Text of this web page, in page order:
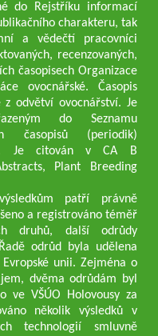
do Rejstříku informací
charakteru, tak
a vědečtí pracovníci
recenzovaných,
časopisech Organizace
ovocnářské. Časopis
z odvětví ovocnářství. Je
do Seznamu
časopisů (periodik)
Je citován v CA B
Plant Breeding
patří právně
a registrováno téměř
druhů, další odrůdy
odrůd byla udělena
unii. Zejména o
dvěma odrůdám byl
ve VŠÚO Holovousy za
několik výsledků v
technologií smluvně